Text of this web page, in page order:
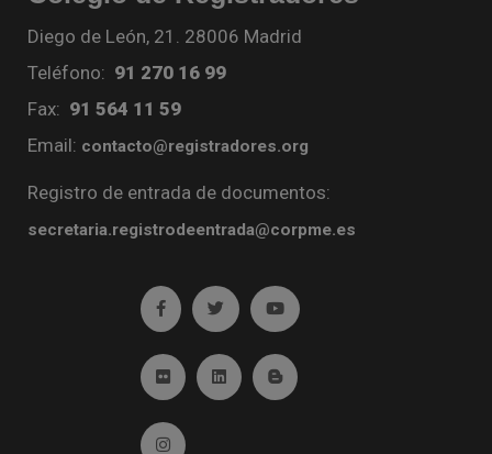
Diego de León, 21. 28006 Madrid
Teléfono: 91 270 16 99
Fax: 91 564 11 59
Email: contacto@registradores.org
Registro de entrada de documentos:
secretaria.registrodeentrada@corpme.es
Ir a facebook (abre en ventana nueva)
Ir a twitter (abre en ventana nueva)
Ir a YouTube (abre en
Ir a Flickr (abre en ventana nueva)
Ir a Linkedin (abre en ventana nueva)
Ir al Blog (abre en ventana
Ir a Instagram (abre en ventana nueva)